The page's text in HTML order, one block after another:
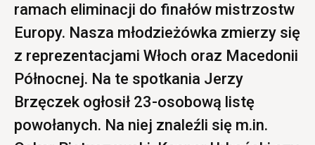
ramach eliminacji do finałów mistrzostw
Europy. Nasza młodzieżówka zmierzy się
z reprezentacjami Włoch oraz Macedonii
Północnej. Na te spotkania Jerzy
Brzęczek ogłosił 23-osobową listę
powołanych. Na niej znaleźli się m.in.